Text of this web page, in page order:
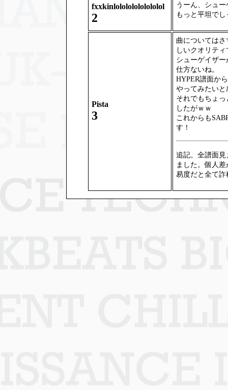
fxxkinlolololololololol
2
うーん、シュ
もっと平坦で
Pista
3
曲については
しいクオリテ
シューゲイザ
仕方ないね。
HYPER譜面か
やってみたい
それでもちょ
したがｗｗ
これからも
す！
追記。全譜面
ました。個人
易度だと全て